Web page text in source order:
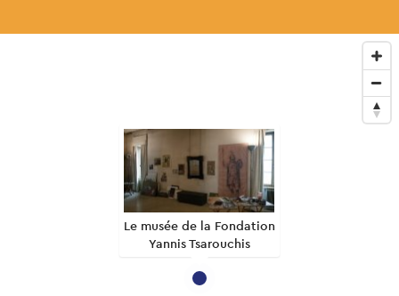
Le musée de la Fondation
Yannis Tsarouchis